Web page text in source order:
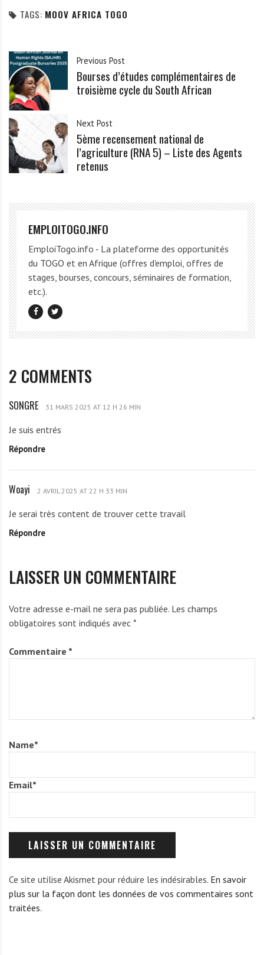
TAGS: MOOV AFRICA TOGO
Previous Post
Bourses d’études complémentaires de
troisième cycle du South African
Next Post
5ème recensement national de
l’agriculture (RNA 5) – Liste des Agents
retenus
EMPLOITOGO.INFO
EmploiTogo.info - La plateforme des opportunités
du TOGO et en Afrique (offres d'emploi, offres de
stages, bourses, concours, séminaires de formation,
etc.).
2 COMMENTS
S
N
G
SONGRE 31 MARS 2025 AT 12 H 26 MIN
Je suis entrés
Répondre
W
a
y
Woayi 2 AVRIL 2025 AT 22 H 33 MIN
Je serai très content de trouver cette travail
Répondre
LAISSER UN COMMENTAIRE
Votre adresse e-mail ne sera pas publiée. Les champs
obligatoires sont indiqués avec *
Commentaire *
Name*
Email*
Ce site utilise Akismet pour réduire les indésirables. En savoir
plus sur la façon dont les données de vos commentaires sont
traitées.